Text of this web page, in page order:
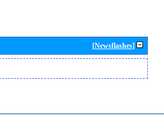
[Newsflashes]